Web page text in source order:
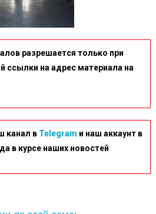
разрешается только при
ссылки на адрес материала на
канал в Telegram и наш аккаунт в
в курсе наших новостей